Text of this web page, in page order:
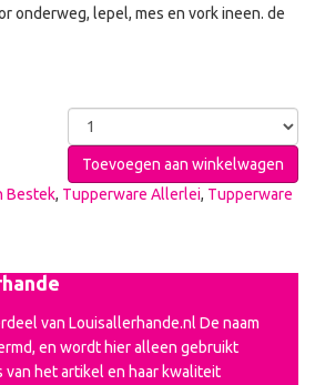
onderweg, lepel, mes en vork ineen. de
Toevoegen aan winkelwagen
Bestek, Tupperware Allerlei, Tupperware
van Louisallerhande.nl De naam
en wordt hier alleen gebruikt
van het artikel en haar kwaliteit